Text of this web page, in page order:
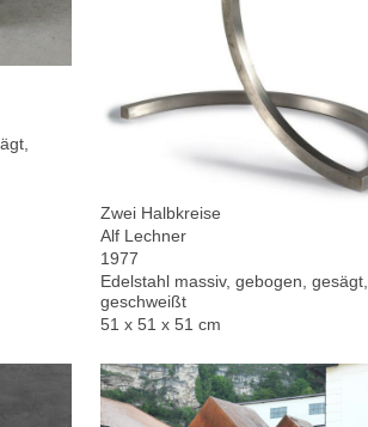
Zwei Halbkreise
Alf Lechner
1977
Edelstahl massiv, gebogen, gesägt,
geschweißt
51 x 51 x 51 cm